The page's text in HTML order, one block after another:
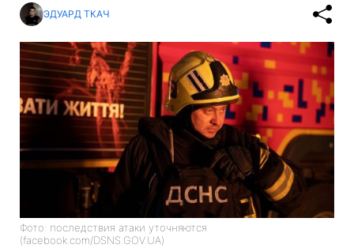
ЭДУАРД ТКАЧ
Фото: последствия атаки уточняются
(facebook.com/DSNS.GOV.UA)